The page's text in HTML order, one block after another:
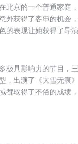
北京的一个普通家庭
外获得了客串的机会
表现让她获得了导
极具影响力的节目，
，出演了《大雪无痕
取得了不俗的成绩